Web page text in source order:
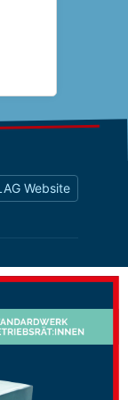
Website
Verlags
/ 99132
/ 99136